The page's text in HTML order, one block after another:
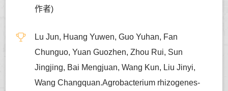
作者)
Lu Jun, Huang Yuwen, Guo Yuhan, Fan
Chunguo, Yuan Guozhen, Zhou Rui, Sun
Jingjing, Bai Mengjuan, Wang Kun, Liu Jinyi,
Wang Changquan.Agrobacterium rhizogenes-